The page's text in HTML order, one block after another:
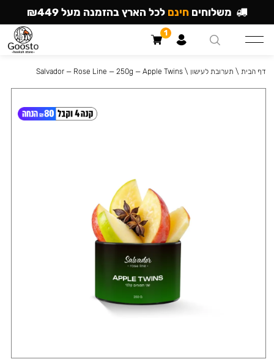
דף הבית \ תערובת לעישון \
Salvador — Rose Line — 250g — Apple Twins
משלוחים חינם לכל הארץ בהזמנה מעל ₪449
1